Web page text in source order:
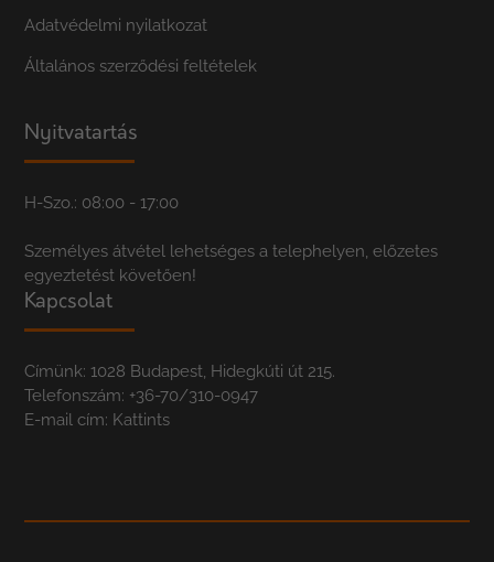
Adatvédelmi nyilatkozat
Általános szerződési feltételek
Nyitvatartás
H-Szo.: 08:00 - 17:00
Személyes átvétel lehetséges a telephelyen, előzetes
egyeztetést követően!
Kapcsolat
Címünk: 1028 Budapest, Hidegkúti út 215.
Telefonszám: +36-70/310-0947
E-mail cím: Kattints